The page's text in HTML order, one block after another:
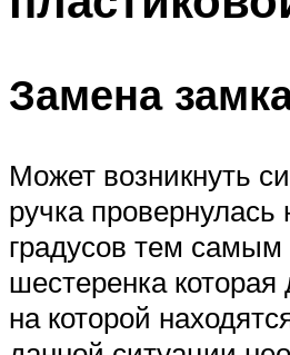
Замена
Может возникнуть
ручка провернулась
градусов тем самым
шестеренка которая
на которой